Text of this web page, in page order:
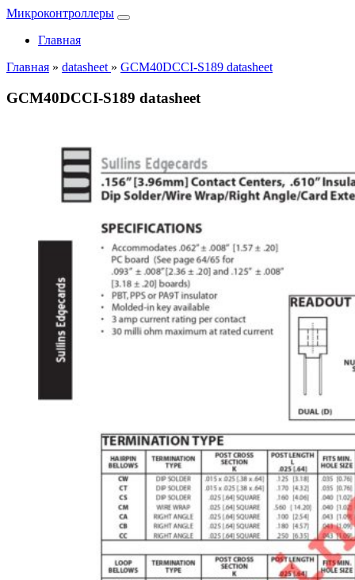
Микроконтроллеры
Главная
Главная » datasheet » GCM40DCCI-S189 datasheet
GCM40DCCI-S189 datasheet